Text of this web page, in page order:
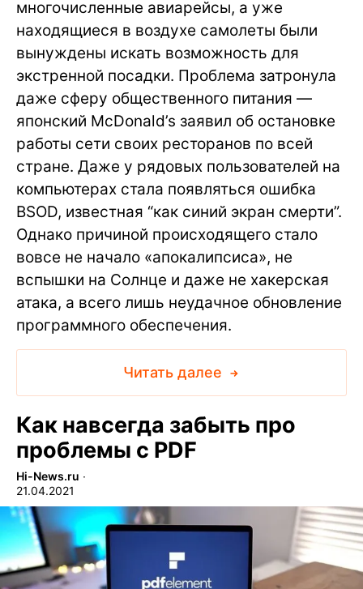
многочисленные авиарейсы, а уже
находящиеся в воздухе самолеты были
вынуждены искать возможность для
экстренной посадки. Проблема затронула
даже сферу общественного питания —
японский McDonald’s заявил об остановке
работы сети своих ресторанов по всей
стране. Даже у рядовых пользователей на
компьютерах стала появляться ошибка
BSOD, известная “как синий экран смерти”.
Однако причиной происходящего стало
вовсе не начало «апокалипсиса», не
вспышки на Солнце и даже не хакерская
атака, а всего лишь неудачное обновление
программного обеспечения.
Читать далее
Как навсегда забыть про
проблемы с PDF
Hi-News.ru ∙
21.04.2021